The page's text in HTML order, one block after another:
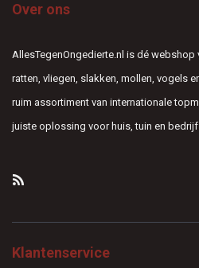
Over ons
AllesTegenOngedierte.nl is dé
ratten, vliegen, slakken, mollen, vogels
ruim assortiment van internationale
juiste oplossing voor huis, tuin en
Klantenservice